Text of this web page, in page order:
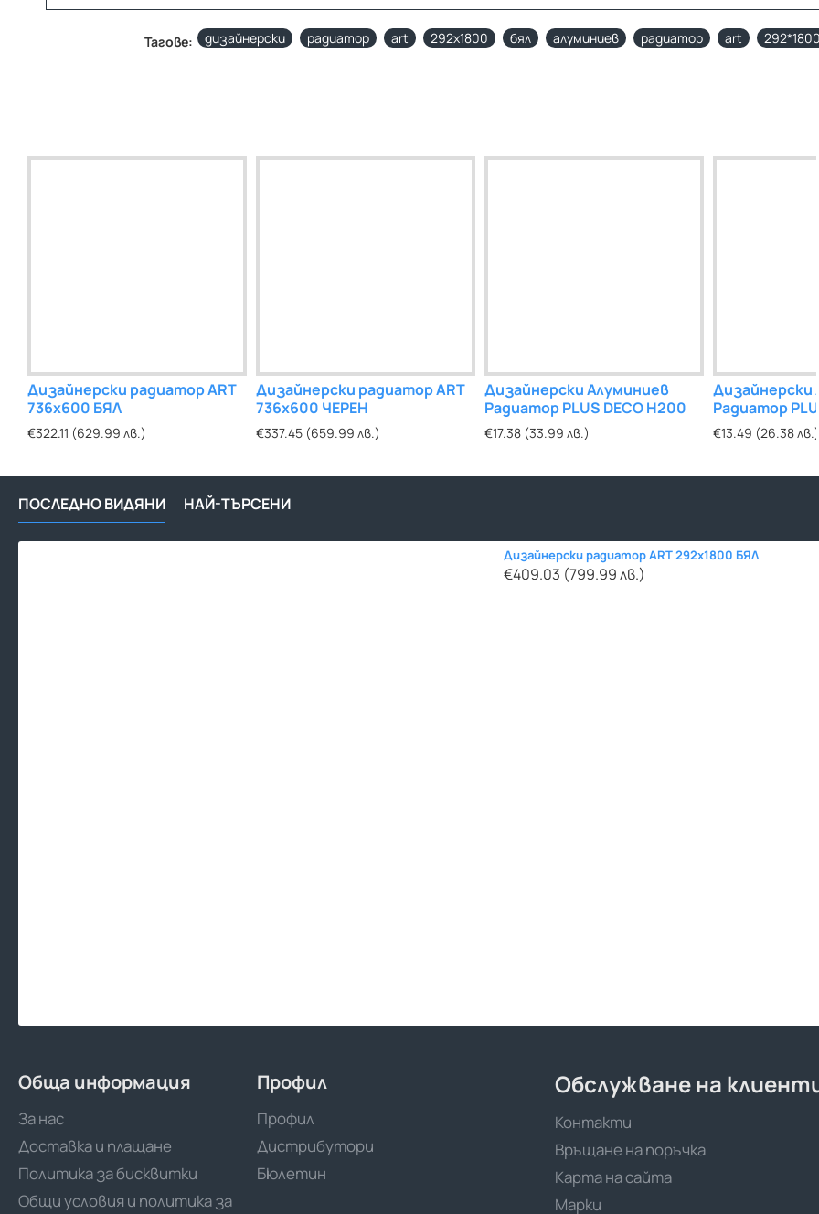
Тагове: дизайнерски радиатор art 292x1800 бял алуминиев радиатор art 292*1800
Дизайнерски радиатор ART
736x600 БЯЛ
€322.11 (629.99 лв.)
Дизайнерски радиатор ART
736x600 ЧЕРЕН
€337.45 (659.99 лв.)
Дизайнерски Алуминиев
Радиатор PLUS DECO H200
€17.38 (33.99 лв.)
Дизайнерски
Радиатор
€13.49 (26.38 лв.)
ПОСЛЕДНО ВИДЯНИ НАЙ-ТЪРСЕНИ
Дизайнерски радиатор ART 292x1800 БЯЛ
€409.03 (799.99 лв.)
Обща информация
За нас
Доставка и плащане
Политика за бисквитки
Общи условия и политика за
Профил
Профил
Дистрибутори
Бюлетин
Обслужване на
Контакти
Връщане на поръчка
Карта на сайта
Марки